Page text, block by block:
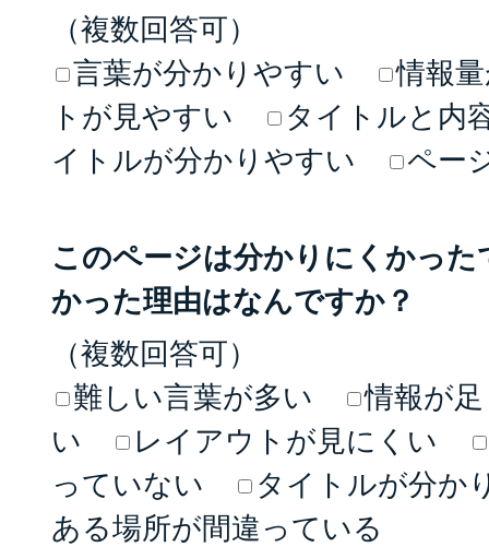
（複数回答可）
言葉が分かりやすい
情報
トが見やすい
タイトルと内
イトルが分かりやすい
ペー
このページは分かりにくかっ
かった理由はなんですか？
（複数回答可）
難しい言葉が多い
情報が
い
レイアウトが見にくい
っていない
タイトルが分か
ある場所が間違っている